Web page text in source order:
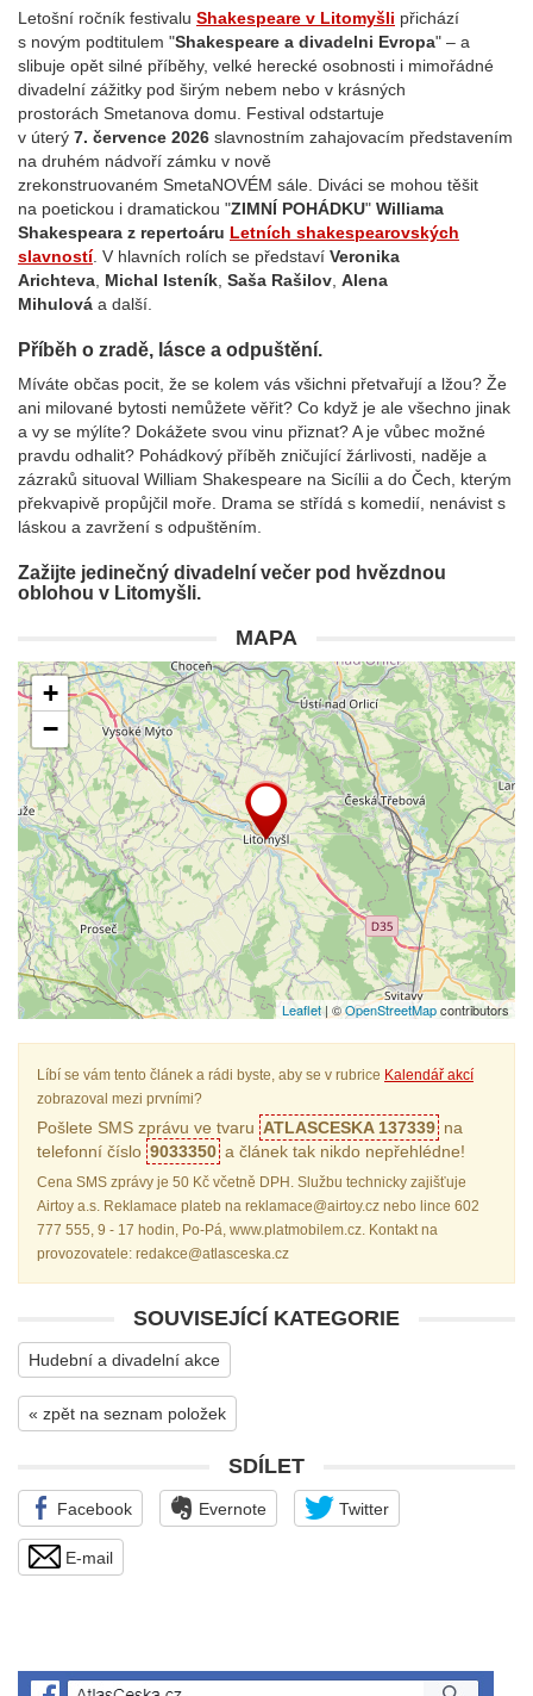
Letošní ročník festivalu Shakespeare v Litomyšli přichází
s novým podtitulem "Shakespeare a divadelni Evropa" – a
slibuje opět silné příběhy, velké herecké osobnosti i mimořádné
divadelní zážitky pod širým nebem nebo v krásných
prostorách Smetanova domu. Festival odstartuje
v úterý 7. července 2026 slavnostním zahajovacím představením
na druhém nádvoří zámku v nově
zrekonstruovaném SmetaNOVÉM sále. Diváci se mohou těšit
na poetickou i dramatickou "ZIMNÍ POHÁDKU" Williama
Shakespeara z repertoáru Letních shakespearovských
slavností. V hlavních rolích se představí Veronika
Arichteva Michal Isteník Saša Rašilov Alena
Mihulová a další.
Příběh o zradě, lásce a odpuštění.
Míváte občas pocit, že se kolem vás všichni přetvařují a lžou? Že
ani milované bytosti nemůžete věřit? Co když je ale všechno jinak
a vy se mýlíte? Dokážete svou vinu přiznat? A je vůbec možné
pravdu odhalit? Pohádkový příběh zničující žárlivosti, naděje a
zázraků situoval William Shakespeare na Sicílii a do Čech, kterým
překvapivě propůjčil moře. Drama se střídá s komedií, nenávist s
láskou a zavržení s odpuštěním.
Zažijte jedinečný divadelní večer pod hvězdnou
oblohou v Litomyšli.
MAPA
+
−
Leaflet| ©OpenStreetMapcontributors
Líbí se vám tento článek a rádi byste, aby se v rubrice Kalendář akcí
zobrazoval mezi prvními?
Pošlete SMS zprávu ve tvaru ATLASCESKA 137339 na
telefonní číslo 9033350 a článek tak nikdo nepřehlédne!
Cena SMS zprávy je 50 Kč včetně DPH. Službu technicky zajišťuje
Airtoy a.s. Reklamace plateb na reklamace@airtoy.cz nebo lince 602
777 555, 9 - 17 hodin, Po-Pá, www.platmobilem.cz. Kontakt na
provozovatele: redakce@atlasceska.cz
SOUVISEJÍCÍ KATEGORIE
Hudební a divadelní akce
« zpět na seznam položek
SDÍLET
Facebook Evernote Twitter
E-mail